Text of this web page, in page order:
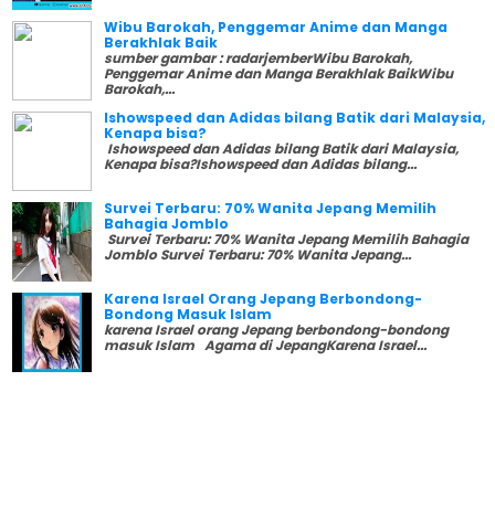
Wibu Barokah, Penggemar Anime dan Manga
Berakhlak Baik
sumber gambar : radarjemberWibu Barokah,
Penggemar Anime dan Manga Berakhlak BaikWibu
Barokah,...
Ishowspeed dan Adidas bilang Batik dari Malaysia,
Kenapa bisa?
Ishowspeed dan Adidas bilang Batik dari Malaysia,
Kenapa bisa?Ishowspeed dan Adidas bilang...
Survei Terbaru: 70% Wanita Jepang Memilih
Bahagia Jomblo
Survei Terbaru: 70% Wanita Jepang Memilih Bahagia
Jomblo Survei Terbaru: 70% Wanita Jepang...
Karena Israel Orang Jepang Berbondong-
Bondong Masuk Islam
karena Israel orang Jepang berbondong-bondong
masuk Islam Agama di JepangKarena Israel...